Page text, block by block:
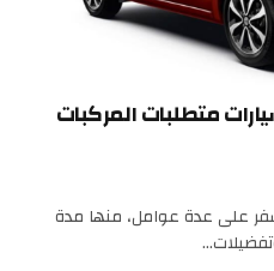
متطلبات المركبات
على عدة عوامل، منها مدة